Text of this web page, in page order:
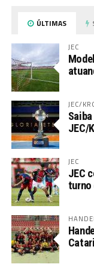
ÚLTIMAS
JEC
JEC/
JEC/
JEC
JEC
turno